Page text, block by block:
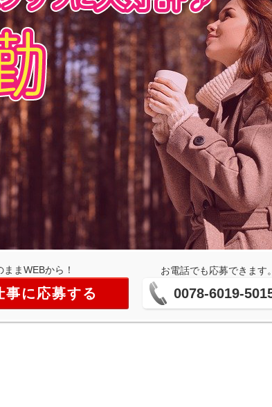
ままWEBから！
事に応募する
お電話でも応募できます
0078-6019-